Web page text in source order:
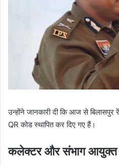
उन्होंने जानकारी दी कि आज से
QR कोड स्थापित कर दिए गए हैं।
कलेक्टर और संभाग आयुक्त